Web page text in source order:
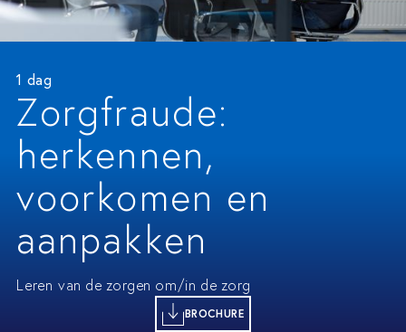
1 dag
Zorgfraude:
herkennen,
voorkomen en
aanpakken
Leren van de zorgen om/in de zorg
BROCHURE